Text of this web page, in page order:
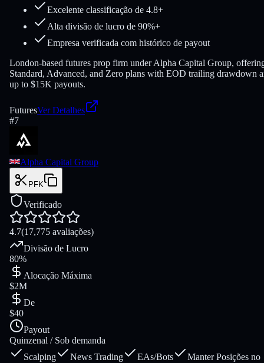
Excelente classificação de 4.8+
Alta divisão de lucro de 90%+
Empresa verificada com histórico de payout
London-based futures prop firm under Alpha Capital Group,
Standard, Advanced, and Zero plans with EOD trailing drawdown
up to $15K payouts.
FuturesVer Detalhes
#7
Alpha Capital Group
PFK
Verificado
4.7(17,775 avaliações)
Divisão de Lucro
80%
Alocação Máxima
$2M
De
$40
Payout
Quinzenal / Sob demanda
Scalping
News Trading EAs/Bots
Manter Posições no